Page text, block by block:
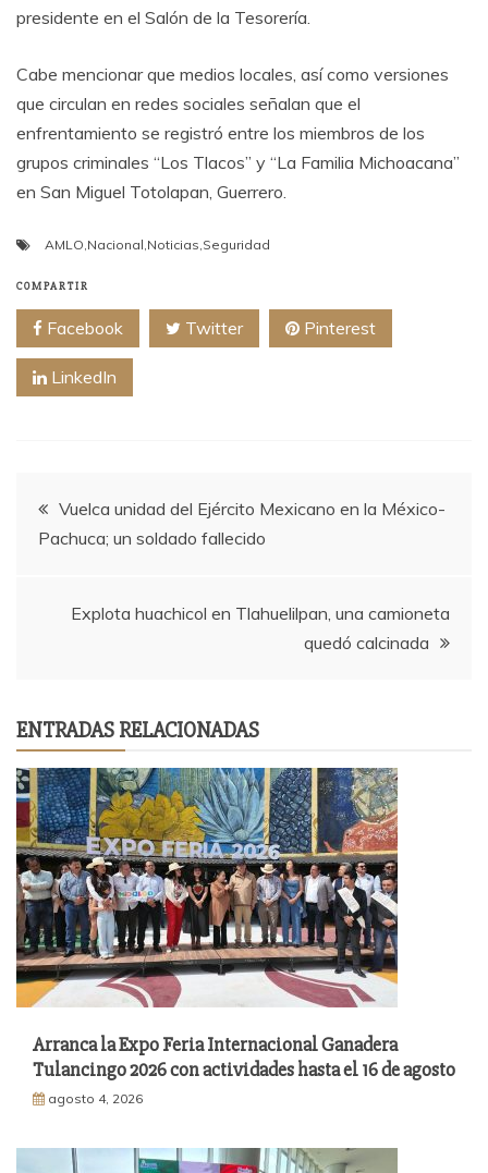
presidente en el Salón de la Tesorería.
Cabe mencionar que medios locales, así como versiones
que circulan en redes sociales señalan que el
enfrentamiento se registró entre los miembros de los
grupos criminales “Los Tlacos” y “La Familia Michoacana”
en San Miguel Totolapan, Guerrero.
AMLO Nacional Noticias Seguridad
COMPARTIR
Facebook Twitter Pinterest
LinkedIn
Navegación
de
entradas
Vuelca unidad del Ejército Mexicano en la México-
Pachuca; un soldado fallecido
Explota huachicol en Tlahuelilpan, una camioneta
quedó calcinada
ENTRADAS RELACIONADAS
Arranca la Expo Feria Internacional Ganadera
Tulancingo 2026 con actividades hasta el 16 de agosto
agosto 4, 2026